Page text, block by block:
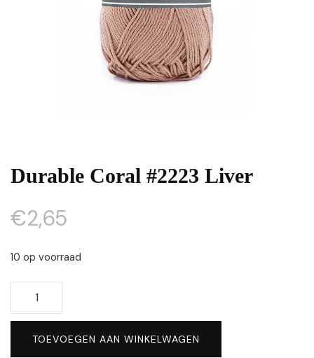
Durable Coral #2223 Liver
€2,65
10 op voorraad
TOEVOEGEN AAN WINKELWAGEN